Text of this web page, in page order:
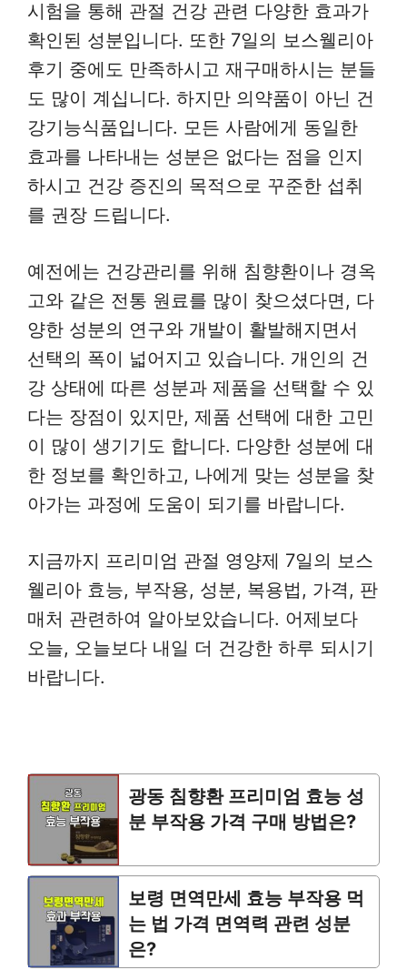
시험을 통해 관절 건강 관련 다양한 효과가
확인된 성분입니다. 또한 7일의 보스웰리아
후기 중에도 만족하시고 재구매하시는 분들
도 많이 계십니다. 하지만 의약품이 아닌 건
강기능식품입니다. 모든 사람에게 동일한
효과를 나타내는 성분은 없다는 점을 인지
하시고 건강 증진의 목적으로 꾸준한 섭취
를 권장 드립니다.
예전에는 건강관리를 위해 침향환이나 경옥
고와 같은 전통 원료를 많이 찾으셨다면, 다
양한 성분의 연구와 개발이 활발해지면서
선택의 폭이 넓어지고 있습니다. 개인의 건
강 상태에 따른 성분과 제품을 선택할 수 있
다는 장점이 있지만, 제품 선택에 대한 고민
이 많이 생기기도 합니다. 다양한 성분에 대
한 정보를 확인하고, 나에게 맞는 성분을 찾
아가는 과정에 도움이 되기를 바랍니다.
지금까지 프리미엄 관절 영양제 7일의 보스
웰리아 효능, 부작용, 성분, 복용법, 가격, 판
매처 관련하여 알아보았습니다. 어제보다
오늘, 오늘보다 내일 더 건강한 하루 되시기
바랍니다.
광동 침향환 프리미엄 효능 성
분 부작용 가격 구매 방법은?
보령 면역만세 효능 부작용 먹
는 법 가격 면역력 관련 성분
은?